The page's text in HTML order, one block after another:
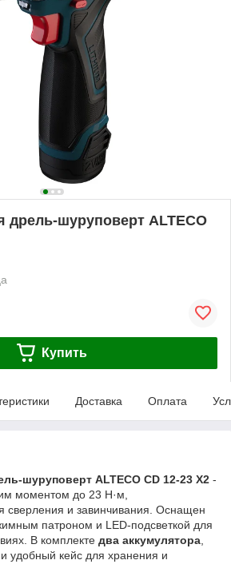
дрель-шуруповерт ALTECO
Купить
Доставка Оплата
шуруповерт ALTECO CD 12-23 X2 -
моментом до 23 Н·м,
сверления и завинчивания. Оснащен
патроном и LED-подсветкой для
В комплекте два аккумулятора
удобный кейс для хранения и